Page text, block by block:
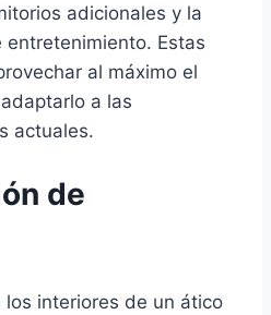
adicionales y la
Estas
al máximo el
a las
actuales.
de
interiores de un ático